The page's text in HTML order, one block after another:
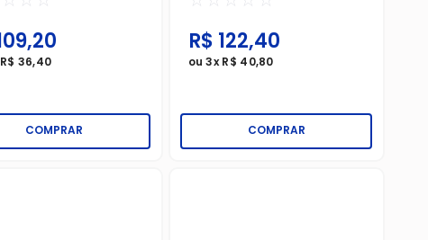
,20
R$ 36,40
COMPRAR
R$ 122,40
ou3xR$ 40,80
COMPRAR